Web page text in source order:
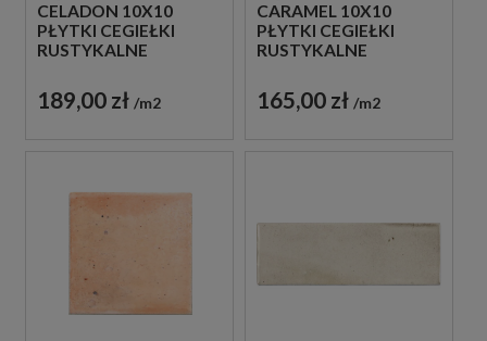
CELADON 10X10
PŁYTKI CEGIEŁKI
RUSTYKALNE
189,00 zł m2
CARAMEL 10X10
PŁYTKI CEGIEŁKI
RUSTYKALNE
165,00 zł m2